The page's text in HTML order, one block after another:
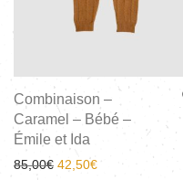
Combinaison –
Caramel – Bébé –
Émile et Ida
85,00€ 42,50€